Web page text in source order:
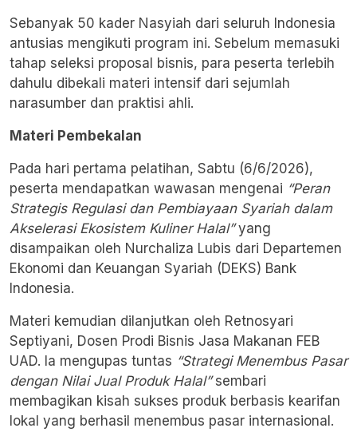
Sebanyak 50 kader Nasyiah dari seluruh Indonesia
antusias mengikuti program ini. Sebelum memasuki
tahap seleksi proposal bisnis, para peserta terlebih
dahulu dibekali materi intensif dari sejumlah
narasumber dan praktisi ahli.
Materi Pembekalan
Pada hari pertama pelatihan, Sabtu (6/6/2026),
peserta mendapatkan wawasan mengenai “Peran
Strategis Regulasi dan Pembiayaan Syariah dalam
Akselerasi Ekosistem Kuliner Halal”yang
disampaikan oleh Nurchaliza Lubis dari Departemen
Ekonomi dan Keuangan Syariah (DEKS) Bank
Indonesia.
Materi kemudian dilanjutkan oleh Retnosyari
Septiyani, Dosen Prodi Bisnis Jasa Makanan FEB
UAD. Ia mengupas tuntas “Strategi Menembus Pasar
dengan Nilai Jual Produk Halal”sembari
membagikan kisah sukses produk berbasis kearifan
lokal yang berhasil menembus pasar internasional.